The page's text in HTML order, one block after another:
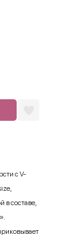
с V-
в составе,